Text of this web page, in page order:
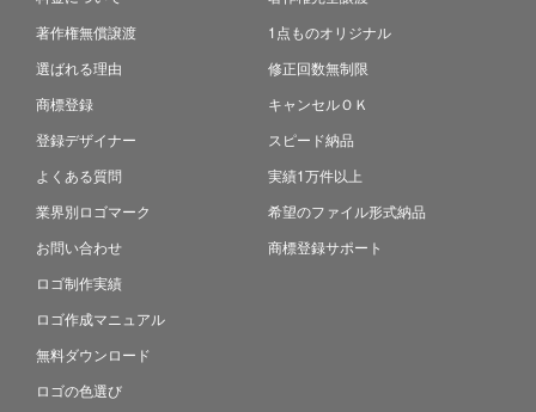
著作権無償譲渡
選ばれる理由
商標登録
登録デザイナー
よくある質問
業界別ロゴマーク
お問い合わせ
ロゴ制作実績
ロゴ作成マニュアル
無料ダウンロード
ロゴの色選び
1点ものオリジナル
修正回数無制限
キャンセルＯＫ
スピード納品
実績1万件以上
希望のファイル形式納品
商標登録サポート